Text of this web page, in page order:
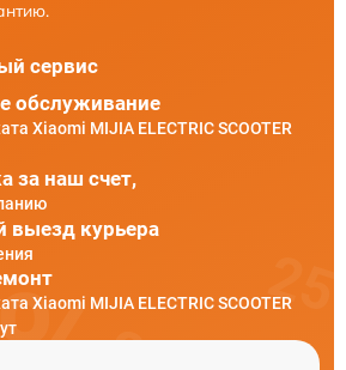
сервис
обслуживание
Xiaomi MIJIA ELECTRIC SCOOTER
за наш счет,
выезд курьера
Xiaomi MIJIA ELECTRIC SCOOTER